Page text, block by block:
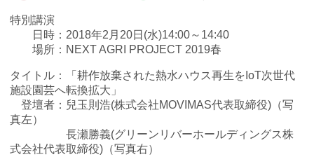
特別講演
日時：2018年2月20日(水)14:00～14:40
場所：NEXT AGRI PROJECT 2019春
タイトル：「耕作放棄された熱水ハウス再生をIoT次世代
施設園芸へ転換拡大」
登壇者：兒玉則浩(株式会社MOVIMAS代表取締役)（写
真左）
長瀬勝義(グリーンリバーホールディングス株
式会社代表取締役)（写真右）